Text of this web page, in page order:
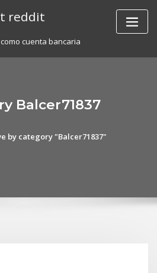
reddit
cuenta bancaria
Balcer71837
by category "Balcer71837"